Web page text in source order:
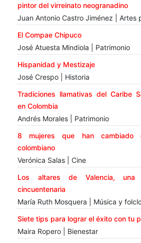
pintor del virreinato neogranadino
Juan Antonio Castro Jiménez | Artes
El Compae Chipuco
José Atuesta Mindiola | Patrimonio
Hispanidad y Mestizaje
José Crespo | Historia
Tradiciones llamativas del Caribe
en Colombia
Andrés Morales | Patrimonio
8 mujeres que han cambiado
colombiano
Verónica Salas | Cine
Los altares de Valencia, una
cincuentenaria
María Ruth Mosquera | Música y
Siete tips para lograr el éxito con tu
Maira Ropero | Bienestar